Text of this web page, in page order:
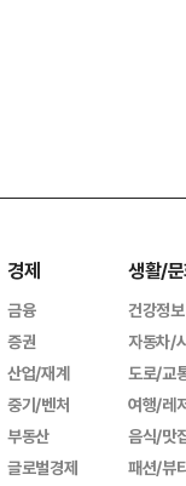
경제
금융
증권
산업/재계
중기/벤처
부동산
글로벌경제
생활/
건강정보
자동차/
도로/교
여행/레
음식/맛
패션/뷰